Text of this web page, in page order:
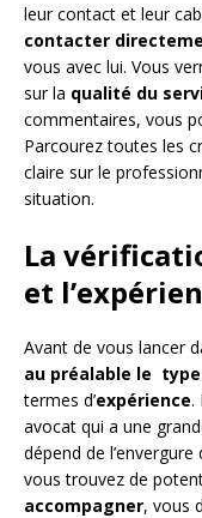
leur contact et leur
contacter
vous avec lui. Vous
sur la qualité du
commentaires, vous
Parcourez toutes les
claire sur le
situation.
La
et
Avant de vous lancer
au préalable le type
termes d’expérience.
avocat qui a une
dépend de
vous trouvez de
accompagner, vous